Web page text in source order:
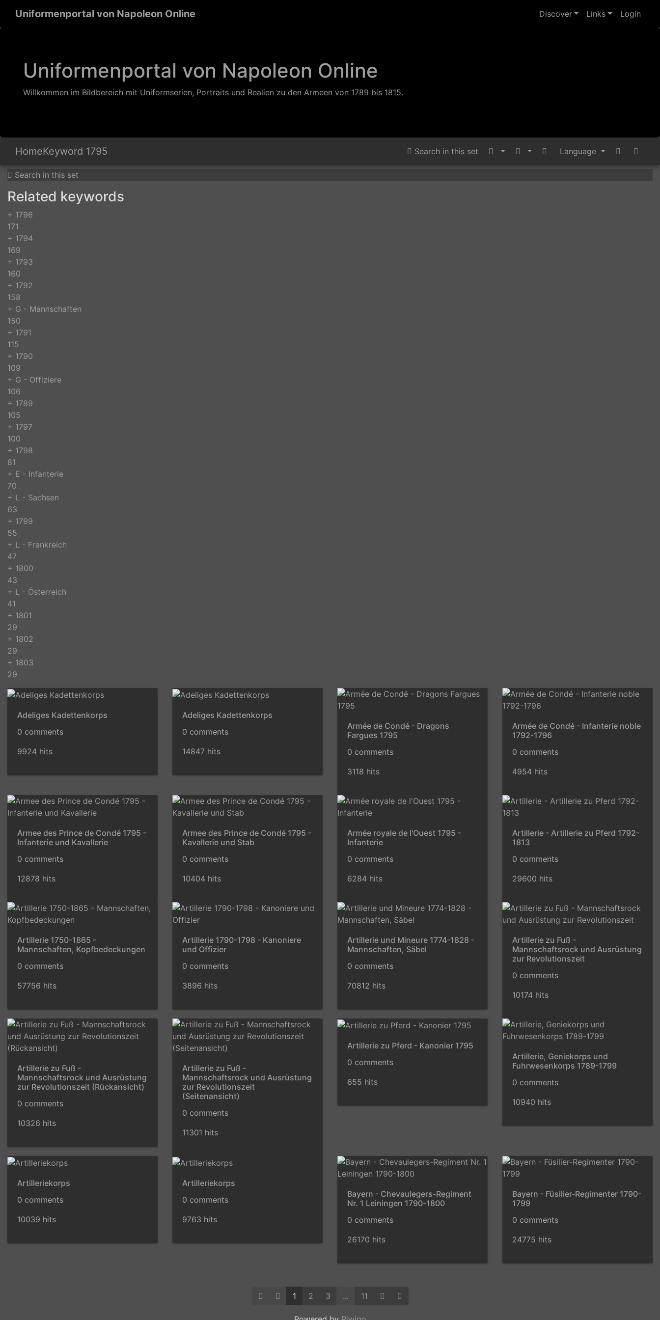
Uniformenportal von Napoleon Online Discover Links Login
Uniformenportal von Napoleon Online
Willkommen im Bildbereich mit Uniformserien, Portraits und Realien zu den Armeen von 1789 bis 1815.
HomeKeyword 1795 Search in this set Language
Search in this set
Related keywords
+ 1796
171
+ 1794
169
+ 1793
160
+ 1792
158
+ G - Mannschaften
150
+ 1791
115
+ 1790
109
+ G - Offiziere
106
+ 1789
105
+ 1797
100
+ 1798
81
+ E - Infanterie
70
+ L - Sachsen
63
+ 1799
55
+ L - Frankreich
47
+ 1800
43
+ L - Österreich
41
+ 1801
29
+ 1802
29
+ 1803
29
Adeliges Kadettenkorps
0 comments
9924 hits
Adeliges Kadettenkorps
0 comments
14847 hits
Armée de Condé - Dragons
Fargues 1795
0 comments
3118 hits
Armée de Condé - Infanterie noble
1792-1796
0 comments
4954 hits
Armee des Prince de Condé 1795 -
Infanterie und Kavallerie
0 comments
12878 hits
Armee des Prince de Condé 1795 -
Kavallerie und Stab
0 comments
10404 hits
Armée royale de l'Ouest 1795 -
Infanterie
0 comments
6284 hits
Artillerie - Artillerie zu Pferd 1792-
1813
0 comments
29600 hits
Artillerie 1750-1865 -
Mannschaften, Kopfbedeckungen
0 comments
57756 hits
Artillerie 1790-1798 - Kanoniere
und Offizier
0 comments
3896 hits
Artillerie und Mineure 1774-1828 -
Mannschaften, Säbel
0 comments
70812 hits
Artillerie zu Fuß -
Mannschaftsrock und Ausrüstung
zur Revolutionszeit
0 comments
10174 hits
Artillerie zu Fuß -
Mannschaftsrock und Ausrüstung
zur Revolutionszeit (Rückansicht)
0 comments
10326 hits
Artillerie zu Fuß -
Mannschaftsrock und Ausrüstung
zur Revolutionszeit
(Seitenansicht)
0 comments
11301 hits
Artillerie zu Pferd - Kanonier 1795
0 comments
655 hits
Artillerie, Geniekorps und
Fuhrwesenkorps 1789-1799
0 comments
10940 hits
Artilleriekorps
0 comments
10039 hits
Artilleriekorps
0 comments
9763 hits
Bayern - Chevaulegers-Regiment
Nr. 1 Leiningen 1790-1800
0 comments
26170 hits
Bayern - Füsilier-Regimenter 1790-
1799
0 comments
24775 hits
1 2 3 ... 11